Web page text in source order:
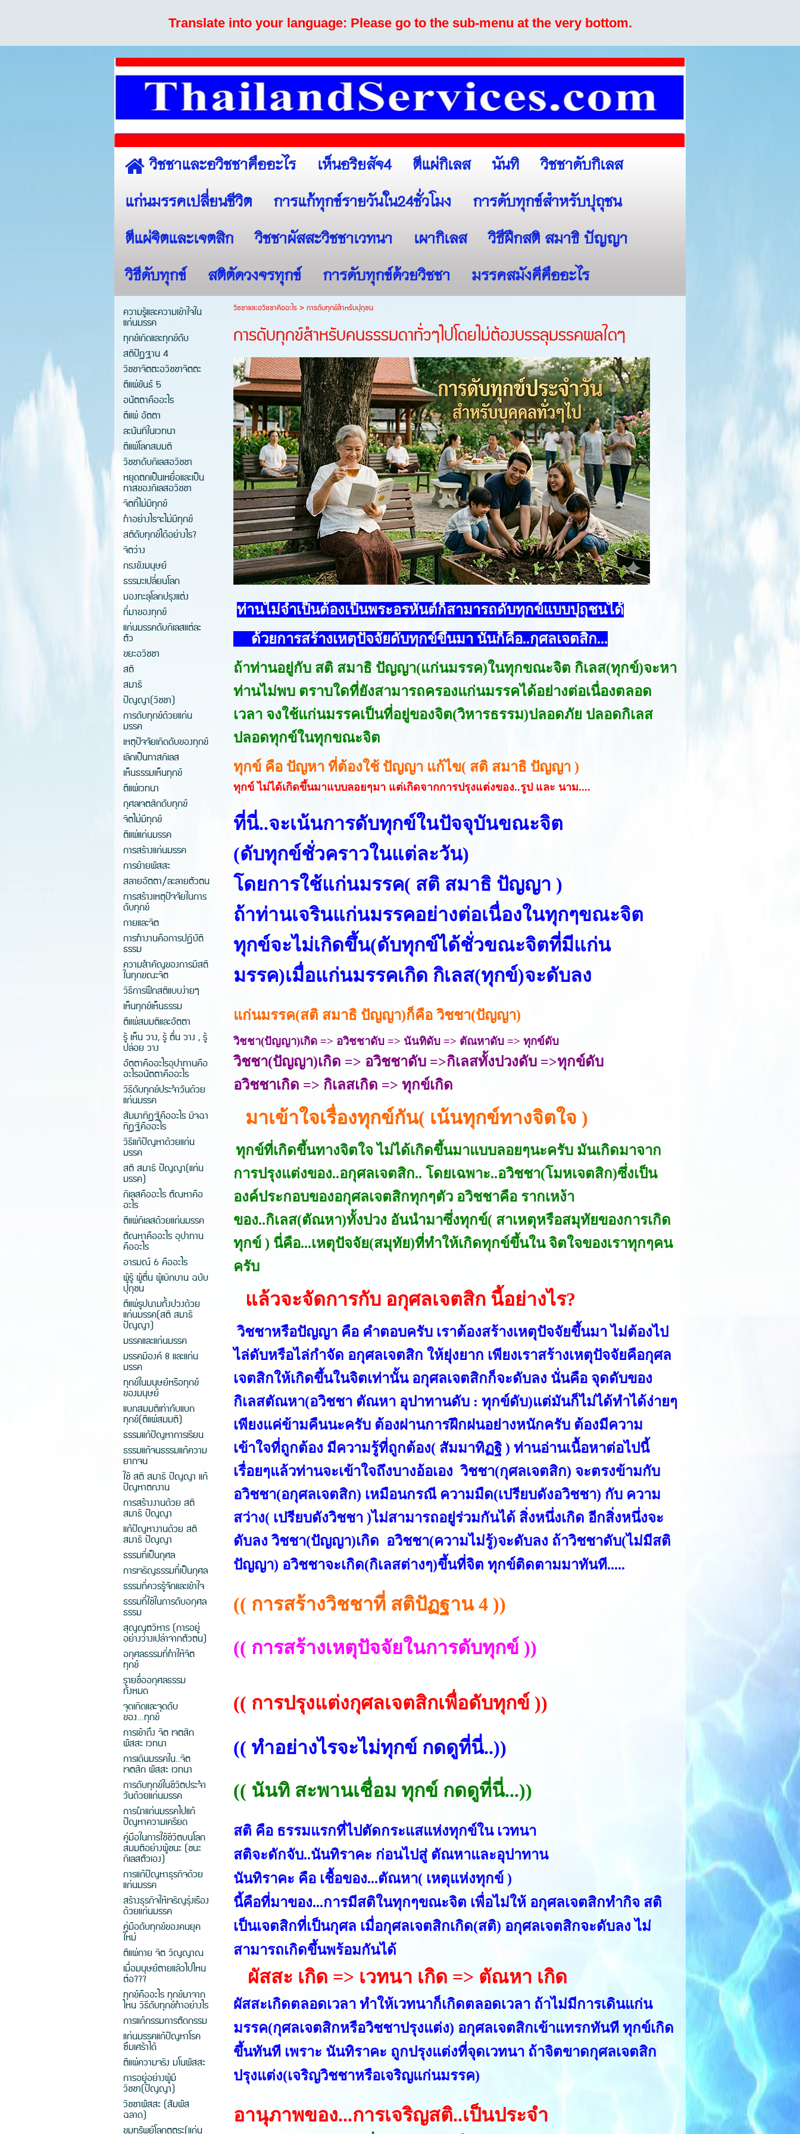
Translate into your language: Please go to the sub-menu at the very bottom.
วิชชาและอวิชชาคืออะไร เห็นอริยสัจ4 ตีแผ่กิเลส นันทิ
วิชชาดับกิเลส
แก่นมรรคเปลี่ยนชีวิต
การแก้ทุกข์รายวันใน24ชั่วโมง
การดับทุกข์สำหรับปุถุชน
ตีแผ่จิตและเจตสิก
วิชชาผัสสะวิชชาเวทนา เผากิเลส
วิธีฝึกสติ สมาธิ ปัญญา
วิธีดับทุกข์
สติตัดวงจรทุกข์ การดับทุกข์ด้วยวิชชา มรรคสมังคีคืออะไร
ความรู้และความเข้าใจใน
แก่นมรรค
ทุกข์เกิดและทุกข์ดับ
สติปัฏฐาน 4
วิชชาจิตตะอวิชชาจิตตะ
ตีแผ่ขันธ์ 5
อนัตตาคืออะไร
ตีแผ่ อัตตา
ละนันทิในเวทนา
ตีแผ่โลกสมมติ
วิชชาดับกิเลสอวิชชา
หยุดตกเป็นเหยื่อและเป็น
ทาสของกิเลสอวิชชา
จิตที่ไม่มีทุกข์
ทำอย่างไรจะไม่มีทุกข์
สติดับทุกข์ได้อย่างไร?
จิตว่าง
กรงขังมนุษย์
ธรรมะเปลี่ยนโลก
มองทะลุโลกปรุงแต่ง
ที่มาของทุกข์
แก่นมรรคดับกิเลสแต่ละ
ตัว
ขยะอวิชชา
สติ
สมาธิ
ปัญญา(วิชชา)
การดับทุกข์ด้วยแก่น
มรรค
เหตุปัจจัยเกิดดับของทุกข์
เลิกเป็นทาสกิเลส
เห็นธรรมเห็นทุกข์
ตีแผ่เวทนา
กุศลเจตสิกดับทุกข์
จิตไม่มีทุกข์
ตีแผ่แก่นมรรค
การสร้างแก่นมรรค
การย้ายผัสสะ
สลายอัตตา/ละลายตัวตน
การสร้างเหตุปัจจัยในการ
ดับทุกข์
กายและจิต
การทำงานคือการปฏิบัติ
ธรรม
ความสำคัญของการมีสติ
ในทุกขณะจิต
วิธีการฝึกสติแบบง่ายๆ
เห็นทุกข์เห็นธรรม
ตีแผ่สมมติและอัตตา
รู้ เห็น วาง, รู้ ตื่น วาง , รู้
ปล่อย วาง
อัตตาคืออะไรอุปาทานคือ
อะไรอนัตตาคืออะไร
วิธีดับทุกข์ประจำวันด้วย
แก่นมรรค
สัมมาทิฏฐิคืออะไร มิจฉา
ทิฏฐิคืออะไร
วิธีแก้ปัญหาด้วยแก่น
มรรค
สติ สมาธิ ปัญญา(แก่น
มรรค)
กิเลสคืออะไร ตัณหาคือ
อะไร
ตีแผ่กิเลสด้วยแก่นมรรค
ตัณหาคืออะไร อุปาทาน
คืออะไร
อารมณ์ 6 คืออะไร
ผู้รู้ ผู้ตื่น ผู้เบิกบาน ฉบับ
ปุถุชน
ตีแผ่รูปนามทั้งปวงด้วย
แก่นมรรค(สติ สมาธิ
ปัญญา)
มรรคและแก่นมรรค
มรรคมีองค์ 8 และแก่น
มรรค
ทุกข์ในมนุษย์หรือทุกข์
ของมนุษย์
แบกสมมติเท่ากับแบก
ทุกข์(ตีแผ่สมมติ)
ธรรมแก้ปัญหาการเรียน
ธรรมแก้จนธรรมแก้ความ
ยากจน
ใช้ สติ สมาธิ ปัญญา แก้
ปัญหาตกงาน
การสร้างงานด้วย สติ
สมาธิ ปัญญา
แก้ปัญหางานด้วย สติ
สมาธิ ปัญญา
ธรรมที่เป็นกุศล
การเจริญธรรมที่เป็นกุศล
ธรรมที่ควรรู้จักและเข้าใจ
ธรรมที่ใช้ในการดับอกุศล
ธรรม
สุญญตวิหาร (การอยู่
อย่างว่างเปล่าจากตัวตน)
อกุศลธรรมที่ทำให้จิต
ทุกข์
รายชื่ออกุศลธรรม
ทั้งหมด
จุดเกิดและจุดดับ
ของ...ทุกข์
การเข้าถึง จิต เจตสิก
ผัสสะ เวทนา
การเดินมรรคใน..จิต
เจตสิก ผัสสะ เวทนา
การดับทุกข์ในชีวิตประจำ
วันด้วยแก่นมรรค
การนำแก่นมรรคไปแก้
ปัญหาความเครียด
คู่มือในการใช้ชีวิตบนโลก
สมมติอย่างผู้ชนะ (ชนะ
กิเลสตัวเอง)
การแก้ปัญหาธุรกิจด้วย
แก่นมรรค
สร้างธุรกิจให้เจริญรุ่งเรือง
ด้วยแก่นมรรค
คู่มือดับทุกข์ของคนยุค
ใหม่
ตีแผ่กาย จิต วิญญาณ
เมื่อมนุษย์ตายแล้วไปไหน
ต่อ???
ทุกข์คืออะไร ทุกข์มาจาก
ไหน วิธีดับทุกข์ทำอย่างไร
การแก้กรรมการตัดกรรม
แก่นมรรคแก้ปัญหาโรค
ซึมเศร้าได้
ตีแผ่ความจริง มโนผัสสะ
การอยู่อย่างผู้มี
วิชชา(ปัญญา)
วิชชาผัสสะ (สัมผัส
ฉลาด)
ขุมทรัพย์โลกุตตระ(แก่น
วิชชาและอวิชชาคืออะไร>การดับทุกข์สำหรับปุถุชน
การดับทุกข์สำหรับคนธรรมดาทั่วๆไปโดยไม่ต้องบรรลุมรรคผลใดๆ
ท่านไม่จำเป็นต้องเป็นพระอรหันต์ก็สามารถดับทุกข์แบบปุถุชนได้
ด้วยการสร้างเหตุปัจจัยดับทุกข์ขึ้นมา นั่นก็คือ..กุศลเจตสิก...
ถ้าท่านอยู่กับ สติ สมาธิ ปัญญา(แก่นมรรค)ในทุกขณะจิต กิเลส(ทุกข์)จะหา
ท่านไม่พบ ตราบใดที่ยังสามารถครองแก่นมรรคได้อย่างต่อเนื่องตลอด
เวลา จงใช้แก่นมรรคเป็นที่อยู่ของจิต(วิหารธรรม)ปลอดภัย ปลอดกิเลส
ปลอดทุกข์ในทุกขณะจิต
ทุกข์ คือ ปัญหา ที่ต้องใช้ ปัญญา แก้ไข( สติ สมาธิ ปัญญา )
ทุกข์ ไม่ได้เกิดขึ้นมาแบบลอยๆมา แต่เกิดจากการปรุงแต่งของ..รูป และ นาม....
ที่นี่..จะเน้นการดับทุกข์ในปัจจุบันขณะจิต
(ดับทุกข์ชั่วคราวในแต่ละวัน)
โดยการใช้แก่นมรรค( สติ สมาธิ ปัญญา )
ถ้าท่านเจรินแก่นมรรคอย่างต่อเนื่องในทุกๆขณะจิต
ทุกข์จะไม่เกิดขึ้น(ดับทุกข์ได้ชั่วขณะจิตที่มีแก่น
มรรค)เมื่อแก่นมรรคเกิด กิเลส(ทุกข์)จะดับลง
แก่นมรรค(สติ สมาธิ ปัญญา)ก็คือ วิชชา(ปัญญา)
วิชชา(ปัญญา)เกิด => อวิชชาดับ => นันทิดับ => ตัณหาดับ => ทุกข์ดับ
วิชชา(ปัญญา)เกิด => อวิชชาดับ =>กิเลสทั้งปวงดับ =>ทุกข์ดับ
อวิชชาเกิด => กิเลสเกิด => ทุกข์เกิด
มาเข้าใจเรื่องทุกข์กัน( เน้นทุกข์ทางจิตใจ )
ทุกข์ที่เกิดขึ้นทางจิตใจ ไม่ได้เกิดขึ้นมาแบบลอยๆนะครับ มันเกิดมาจาก
การปรุงแต่งของ..อกุศลเจตสิก.. โดยเฉพาะ..อวิชชา(โมหเจตสิก)ซึ่งเป็น
องค์ประกอบของอกุศลเจตสิกทุกๆตัว อวิชชาคือ รากเหง้า
ของ..กิเลส(ตัณหา)ทั้งปวง อันนำมาซึ่งทุกข์( สาเหตุหรือสมุทัยของการเกิด
ทุกข์ ) นี่คือ...เหตุปัจจัย(สมุทัย)ที่ทำให้เกิดทุกข์ขึ้นใน จิตใจของเราทุกๆคน
ครับ
แล้วจะจัดการกับ อกุศลเจตสิก นี้อย่างไร?
วิชชาหรือปัญญา คือ คำตอบครับ เราต้องสร้างเหตุปัจจัยขึ้นมา ไม่ต้องไป
ไล่ดับหรือไล่กำจัด อกุศลเจตสิก ให้ยุ่งยาก เพียงเราสร้างเหตุปัจจัยคือกุศล
เจตสิกให้เกิดขึ้นในจิตเท่านั้น อกุศลเจตสิกก็จะดับลง นั่นคือ จุดดับของ
กิเลสตัณหา(อวิชชา ตัณหา อุปาทานดับ : ทุกข์ดับ)แต่มันก็ไม่ได้ทำได้ง่ายๆ
เพียงแค่ข้ามคืนนะครับ ต้องผ่านการฝึกฝนอย่างหนักครับ ต้องมีความ
เข้าใจที่ถูกต้อง มีความรู้ที่ถูกต้อง( สัมมาทิฏฐิ ) ท่านอ่านเนื้อหาต่อไปนี้
เรื่อยๆแล้วท่านจะเข้าใจถึงบางอ้อเอง วิชชา(กุศลเจตสิก) จะตรงข้ามกับ
อวิชชา(อกุศลเจตสิก) เหมือนกรณี ความมืด(เปรียบดังอวิชชา) กับ ความ
สว่าง( เปรียบดังวิชชา )ไม่สามารถอยู่ร่วมกันได้ สิ่งหนึ่งเกิด อีกสิ่งหนึ่งจะ
ดับลง วิชชา(ปัญญา)เกิด อวิชชา(ความไม่รู้)จะดับลง ถ้าวิชชาดับ(ไม่มีสติ
ปัญญา) อวิชชาจะเกิด(กิเลสต่างๆ)ขึ้นที่จิต ทุกข์ติดตามมาทันที.....
(( การสร้างวิชชาที่ สติปัฏฐาน 4 ))
(( การสร้างเหตุปัจจัยในการดับทุกข์ ))
(( การปรุงแต่งกุศลเจตสิกเพื่อดับทุกข์ ))
(( ทำอย่างไรจะไม่ทุกข์ กดดูที่นี่..))
(( นันทิ สะพานเชื่อม ทุกข์ กดดูที่นี่...))
สติ คือ ธรรมแรกที่ไปตัดกระแสแห่งทุกข์ใน เวทนา
สติจะดักจับ..นันทิราคะ ก่อนไปสู่ ตัณหาและอุปาทาน
นันทิราคะ คือ เชื้อของ...ตัณหา( เหตุแห่งทุกข์ )
นี้คือที่มาของ...การมีสติในทุกๆขณะจิต เพื่อไม่ให้ อกุศลเจตสิกทำกิจ สติ
เป็นเจตสิกที่เป็นกุศล เมื่อกุศลเจตสิกเกิด(สติ) อกุศลเจตสิกจะดับลง ไม่
สามารถเกิดขึ้นพร้อมกันได้
ผัสสะ เกิด => เวทนา เกิด => ตัณหา เกิด
ผัสสะเกิดตลอดเวลา ทำให้เวทนาก็เกิดตลอดเวลา ถ้าไม่มีการเดินแก่น
มรรค(กุศลเจตสิกหรือวิชชาปรุงแต่ง) อกุศลเจตสิกเข้าแทรกทันที ทุกข์เกิด
ขึ้นทันที เพราะ นันทิราคะ ถูกปรุงแต่งที่จุดเวทนา ถ้าจิตขาดกุศลเจตสิก
ปรุงแต่ง(เจริญวิชชาหรือเจริญแก่นมรรค)
อานุภาพของ...การเจริญสติ..เป็นประจำ